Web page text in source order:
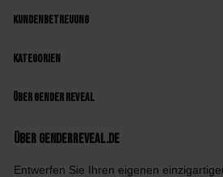
Kundenbetreuung
Kategorien
Über Gender Reveal
Über GenderReveal.de
Entwerfen Sie Ihren eigenen